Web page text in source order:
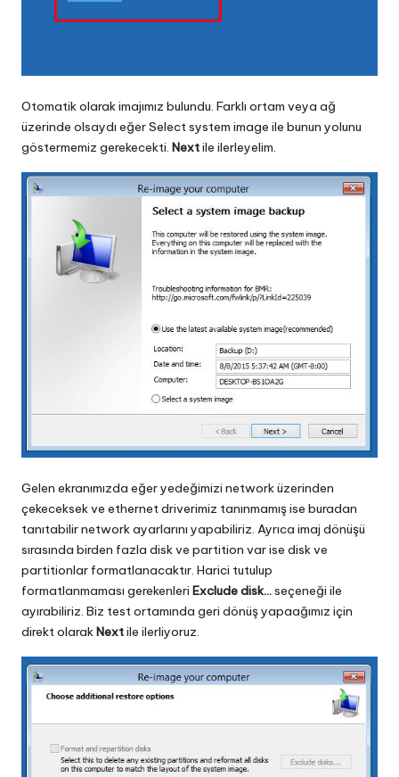
Otomatik olarak imajımız bulundu. Farklı ortam veya ağ
üzerinde olsaydı eğer Select system image ile bunun yolunu
göstermemiz gerekecekti. Nextile ilerleyelim.
Gelen ekranımızda eğer yedeğimizi network üzerinden
çekeceksek ve ethernet driverimiz tanınmamış ise buradan
tanıtabilir network ayarlarını yapabiliriz. Ayrıca imaj dönüşü
sırasında birden fazla disk ve partition var ise disk ve
partitionlar formatlanacaktır. Harici tutulup
formatlanmaması gerekenleri Exclude disk…seçeneği ile
ayırabiliriz. Biz test ortamında geri dönüş yapaağımız için
direkt olarakNextile ilerliyoruz.